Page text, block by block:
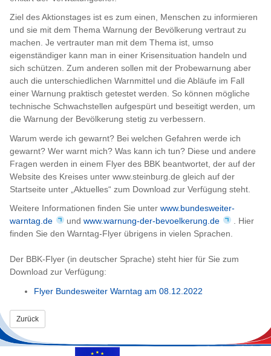
Ziel des Aktionstages ist es zum einen, Menschen zu informieren
und sie mit dem Thema Warnung der Bevölkerung vertraut zu
machen. Je vertrauter man mit dem Thema ist, umso
eigenständiger kann man in einer Krisensituation handeln und
sich schützen. Zum anderen sollen mit der Probewarnung aber
auch die unterschiedlichen Warnmittel und die Abläufe im Fall
einer Warnung praktisch getestet werden. So können mögliche
technische Schwachstellen aufgespürt und beseitigt werden, um
die Warnung der Bevölkerung stetig zu verbessern.
Warum werde ich gewarnt? Bei welchen Gefahren werde ich
gewarnt? Wer warnt mich? Was kann ich tun? Diese und andere
Fragen werden in einem Flyer des BBK beantwortet, der auf der
Website des Kreises unter www.steinburg.de gleich auf der
Startseite unter „Aktuelles“ zum Download zur Verfügung steht.
Weitere Informationen finden Sie unter www.bundesweiter-
warntag.de
und www.warnung-der-bevoelkerung.de
. Hier
finden Sie den Warntag-Flyer übrigens in vielen Sprachen.
Der BBK-Flyer (in deutscher Sprache) steht hier für Sie zum
Download zur Verfügung:
Flyer Bundesweiter Warntag am 08.12.2022
Zurück